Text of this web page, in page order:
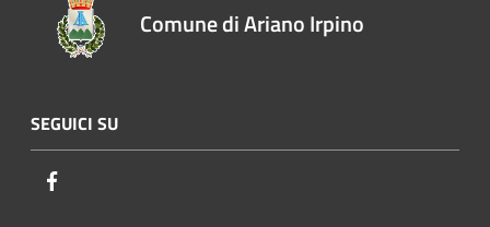
Comune di Ariano Irpino
SEGUICI SU